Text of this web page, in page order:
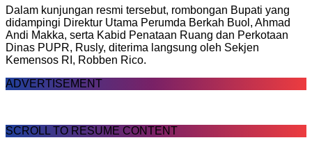
Dalam kunjungan resmi tersebut, rombongan Bupati yang
didampingi Direktur Utama Perumda Berkah Buol, Ahmad
Andi Makka, serta Kabid Penataan Ruang dan Perkotaan
Dinas PUPR, Rusly, diterima langsung oleh Sekjen
Kemensos RI, Robben Rico.
ADVERTISEMENT
SCROLL TO RESUME CONTENT